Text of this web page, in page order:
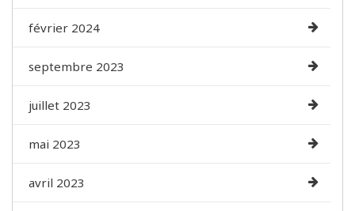
février 2024
septembre 2023
juillet 2023
mai 2023
avril 2023